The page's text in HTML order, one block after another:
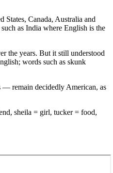
States, Canada, Australia and
as India where English is the
the years. But it still understood
words such as skunk
remain decidedly American, as
sheila = girl, tucker = food,